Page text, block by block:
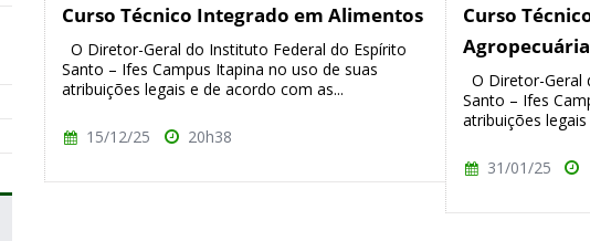
Curso Técnico Integrado em Alimentos
O Diretor-Geral do Instituto Federal do Espírito
Santo – Ifes Campus Itapina no uso de suas
atribuições legais e de acordo com as...
15/12/25 20h38
Curso
Agropecuária
O Diretor-Geral
Santo – Ifes
atribuições
31/01/25